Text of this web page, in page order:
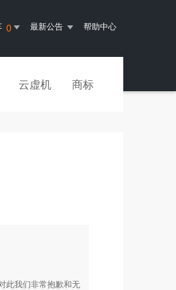
0 最新公告 帮助中心
云虚机 商标
此我们非常抱歉和无